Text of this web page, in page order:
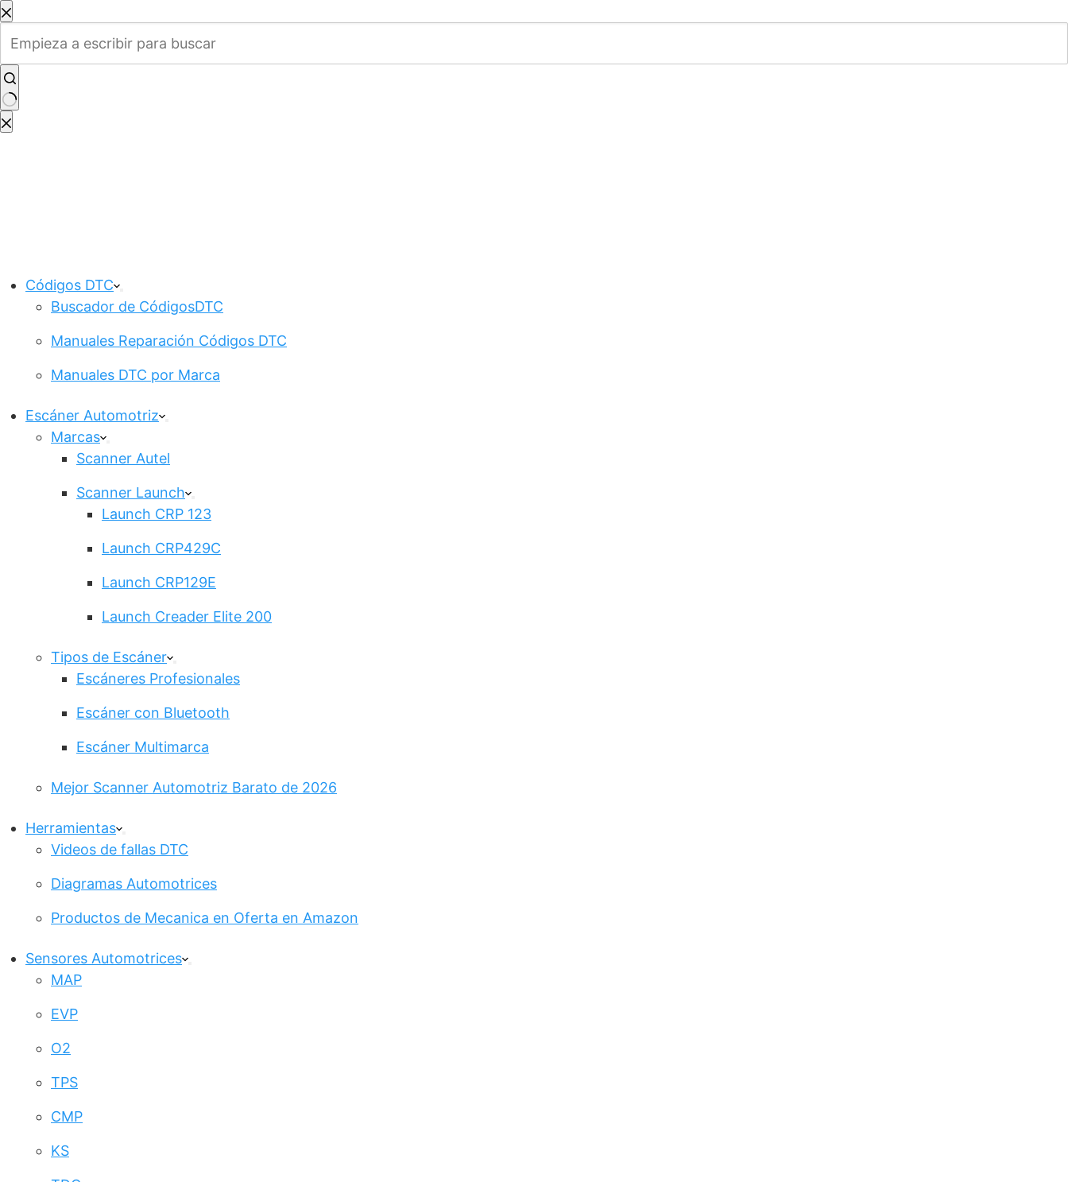
Saltar
al
contenido
Sin
Códigos DTC
Buscador de CódigosDTC
Manuales Reparación Códigos DTC
Manuales DTC por Marca
Escáner Automotriz
Marcas
Scanner Autel
Scanner Launch
Launch CRP 123
Launch CRP429C
Launch CRP129E
Launch Creader Elite 200
Tipos de Escáner
Escáneres Profesionales
Escáner con Bluetooth
Escáner Multimarca
Mejor Scanner Automotriz Barato de 2026
Herramientas
Videos de fallas DTC
Diagramas Automotrices
Productos de Mecanica en Oferta en Amazon
Sensores Automotrices
MAP
EVP
O2
TPS
CMP
KS